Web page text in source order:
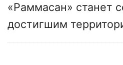
«Раммасан» станет
достигшим